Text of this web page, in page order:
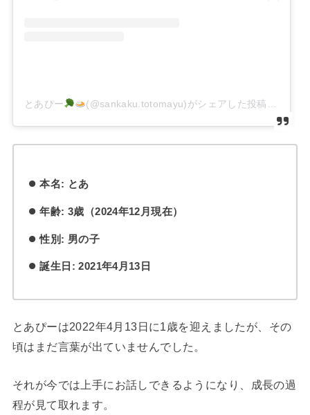
とあぴー (@sankaku.totomayu)がシェアした投稿
本名: とあ
年齢: 3歳（2024年12月現在）
性別: 男の子
誕生日: 2021年4月13日
とあぴーは2022年4月13日に1歳を迎えましたが、その
頃はまだ言葉が出ていませんでした。
それが今では上手にお話しできるようになり、成長の過
程が見て取れます。